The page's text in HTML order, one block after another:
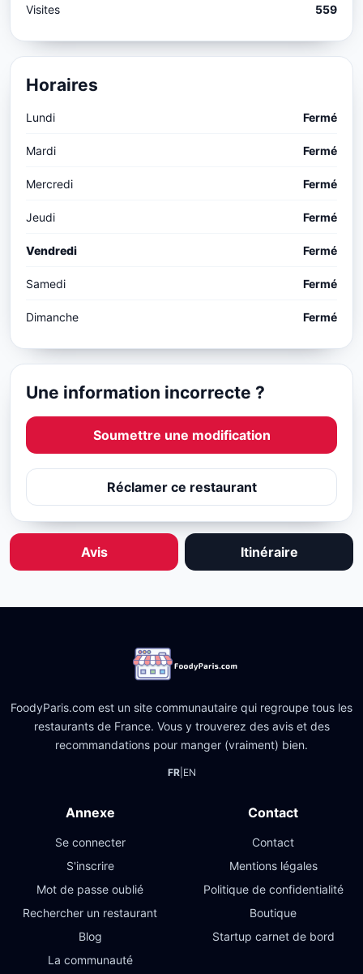
Visites 559
Horaires
Lundi Fermé
Mardi Fermé
Mercredi Fermé
Jeudi Fermé
Vendredi Fermé
Samedi Fermé
Dimanche Fermé
Une information incorrecte ?
Soumettre une modification
Réclamer ce restaurant
Avis Itinéraire
FoodyParis.com est un site communautaire qui regroupe tous les
restaurants de France. Vous y trouverez des avis et des
recommandations pour manger (vraiment) bien.
FR| EN
Annexe
Se connecter
S'inscrire
Mot de passe oublié
Rechercher un restaurant
Blog
La communauté
Contact
Contact
Mentions légales
Politique de confidentialité
Boutique
Startup carnet de bord